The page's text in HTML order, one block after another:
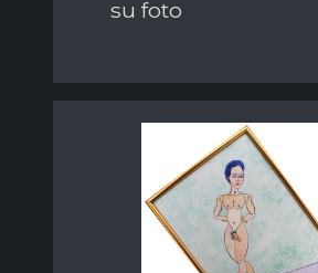
su foto